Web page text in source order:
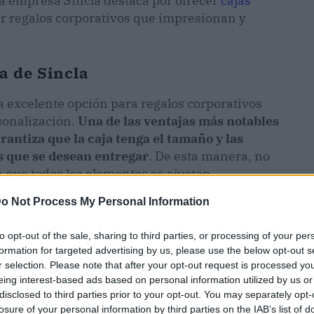
Not Process My Personal Information
opt-out of the sale, sharing to third parties, or processing of your
for targeted advertising by us, please use the below opt-out
selection. Please note that after your opt-out request is processed
interest-based ads based on personal information utilized by us
to third parties prior to your opt-out. You may separately
of your personal information by third parties on the IAB’s list of
regalos corporativos que impresionan y
de Sincla
excelente opción para regalos corporativos
Una de las ventajas más notables
que la caja tenga el tamaño y las
que se desean entregar. De esta manera, no
todos los elementos se ajusten
es que las cajas pueden ser
específicos, convirtiéndolas en una
de los destinatarios sobre el valor del
fácil de montar, ya que se entrega en
en el envío y fácil de montar por los
ofrecen una durabilidad excepcional en